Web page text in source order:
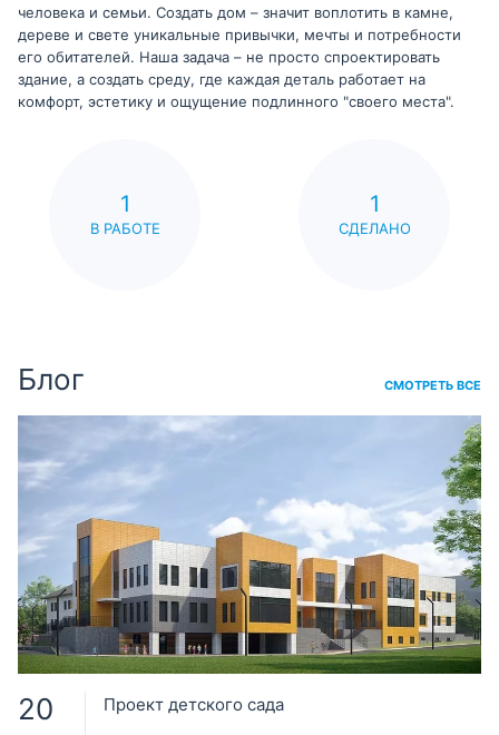
человека и семьи. Создать дом – значит воплотить в камне,
дереве и свете уникальные привычки, мечты и потребности
его обитателей. Наша задача – не просто спроектировать
здание, а создать среду, где каждая деталь работает на
комфорт, эстетику и ощущение подлинного "своего места".
1
В РАБОТЕ
1
СДЕЛАНО
Блог СМОТРЕТЬ ВСЕ
20 Проект детского сада